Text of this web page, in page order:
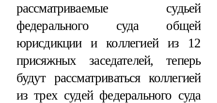
рассматриваемые судьей
федерального суда общей
юрисдикции и коллегией из 12
присяжных заседателей, теперь
будут рассматриваться коллегией
из трех судей федерального суда